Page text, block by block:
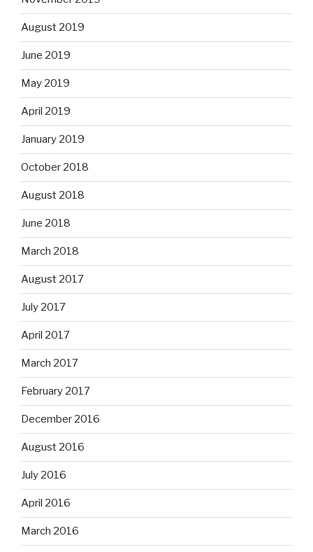
August 2019
June 2019
May 2019
April 2019
January 2019
October 2018
August 2018
June 2018
March 2018
August 2017
July 2017
April 2017
March 2017
February 2017
December 2016
August 2016
July 2016
April 2016
March 2016